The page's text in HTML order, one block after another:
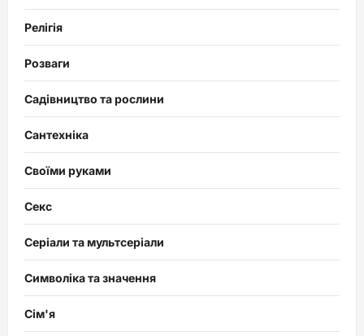
Релігія
Розваги
Садівництво та рослини
Сантехніка
Своїми руками
Секс
Серіали та мультсеріали
Символіка та значення
Сім'я